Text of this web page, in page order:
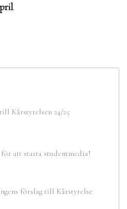
.
Kårstyrelsen 24/25
att starta studentmedia!
förslag till Kårstyrelse